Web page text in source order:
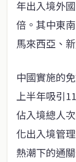
年出入境外
倍。其中東
馬來西亞、
中國實施的
上半年吸引
佔入境總人
化出入境管
熱潮下的通